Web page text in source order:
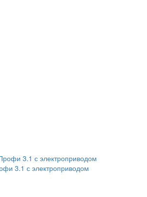
3.1 с электроприводом